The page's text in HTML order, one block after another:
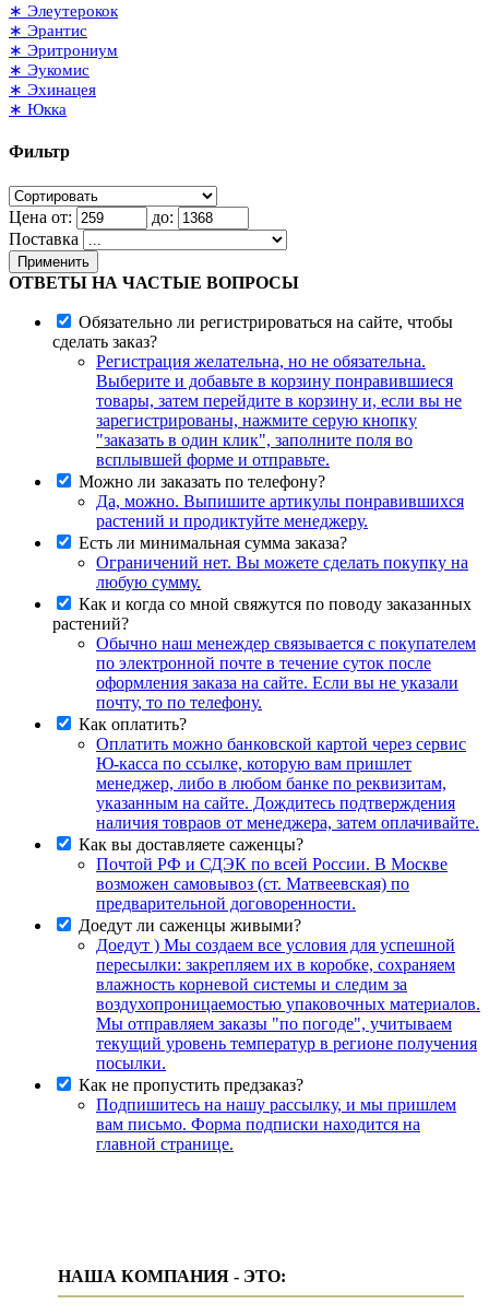
∗ Элеутерокок
∗ Эрантис
∗ Эритрониум
∗ Эукомис
∗ Эхинацея
∗ Юкка
Фильтр
Цена от:
до:
Поставка
Применить
ОТВЕТЫ НА ЧАСТЫЕ ВОПРОСЫ
Обязательно ли регистрироваться на сайте, чтобы
сделать заказ?
Регистрация желательна, но не обязательна.
Выберите и добавьте в корзину понравившиеся
товары, затем перейдите в корзину и, если вы не
зарегистрированы, нажмите серую кнопку
"заказать в один клик", заполните поля во
всплывшей форме и отправьте.
Можно ли заказать по телефону?
Да, можно. Выпишите артикулы понравившихся
растений и продиктуйте менеджеру.
Есть ли минимальная сумма заказа?
Ограничений нет. Вы можете сделать покупку на
любую сумму.
Как и когда со мной свяжутся по поводу заказанных
растений?
Обычно наш менеждер связывается с покупателем
по электронной почте в течение суток после
оформления заказа на сайте. Если вы не указали
почту, то по телефону.
Как оплатить?
Оплатить можно банковской картой через сервис
Ю-касса по ссылке, которую вам пришлет
менеджер, либо в любом банке по реквизитам,
указанным на сайте. Дождитесь подтверждения
наличия товраов от менеджера, затем оплачивайте.
Как вы доставляете саженцы?
Почтой РФ и СДЭК по всей России. В Москве
возможен самовывоз (ст. Матвеевская) по
предварительной договоренности.
Доедут ли саженцы живыми?
Доедут ) Мы создаем все условия для успешной
пересылки: закрепляем их в коробке, сохраняем
влажность корневой системы и следим за
воздухопроницаемостью упаковочных материалов.
Мы отправляем заказы "по погоде", учитываем
текущий уровень температур в регионе получения
посылки.
Как не пропустить предзаказ?
Подпишитесь на нашу рассылку, и мы пришлем
вам письмо. Форма подписки находится на
главной странице.
НАША КОМПАНИЯ - ЭТО: